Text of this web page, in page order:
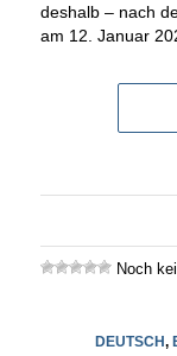
deshalb – nach
am 12. Januar
Noch
DEUTSCH,